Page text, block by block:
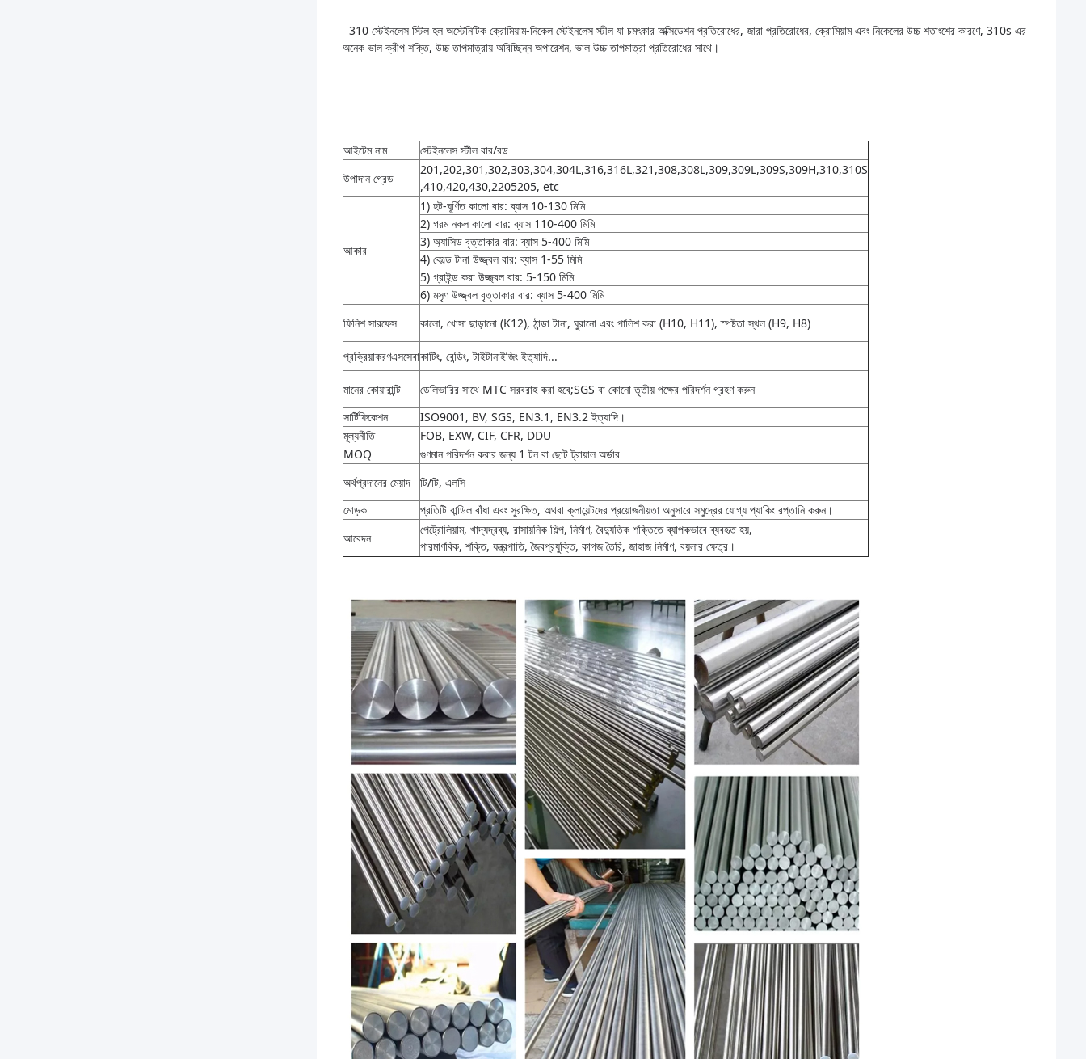
310 স্টেইনলেস স্টিল হল অস্টেনিটিক ক্রোমিয়াম-নিকেল স্টেইনলেস স্টীল যা চমৎকার অক্সিডেশন প্রতিরোধের, জারা প্রতিরোধের, ক্রোমিয়াম এবং নিকেলের উচ্চ শতাংশের কারণে, 310s এর
অনেক ভাল ক্রীপ শক্তি, উচ্চ তাপমাত্রায় অবিচ্ছিন্ন অপারেশন, ভাল উচ্চ তাপমাত্রা প্রতিরোধের সাথে।
আইটেম নাম
স্টেইনলেস স্টীল বার/রড
উপাদান গ্রেড
201,202,301,302,303,304,304L,316,316L,321,308,308L,309,309L,309S,309H,310,310S
,410,420,430,2205205, etc
আকার
1) হট-ঘূর্ণিত কালো বার: ব্যাস 10-130 মিমি
2) গরম নকল কালো বার: ব্যাস 110-400 মিমি
3) অ্যাসিড বৃত্তাকার বার: ব্যাস 5-400 মিমি
4) কোল্ড টানা উজ্জ্বল বার: ব্যাস 1-55 মিমি
5) গ্রাইন্ড করা উজ্জ্বল বার: 5-150 মিমি
6) মসৃণ উজ্জ্বল বৃত্তাকার বার: ব্যাস 5-400 মিমি
ফিনিশ সারফেস
কালো, খোসা ছাড়ানো (K12), ঠান্ডা টানা, ঘুরানো এবং পালিশ করা (H10, H11), স্পষ্টতা স্থল (H9, H8)
প্রক্রিয়াকরণএসসেবাকাটিং, বেন্ডিং, টাইটানাইজিং ইত্যাদি...
মানের কোয়ারান্টি
ডেলিভারির সাথে MTC সরবরাহ করা হবে;SGS বা কোনো তৃতীয় পক্ষের পরিদর্শন গ্রহণ করুন
সার্টিফিকেশন
ISO9001, BV, SGS, EN3.1, EN3.2 ইত্যাদি।
মূল্যনীতি
FOB, EXW, CIF, CFR, DDU
MOQ
গুণমান পরিদর্শন করার জন্য 1 টন বা ছোট ট্রায়াল অর্ডার
অর্থপ্রদানের মেয়াদ
টি/টি, এলসি
মোড়ক
প্রতিটি বান্ডিল বাঁধা এবং সুরক্ষিত, অথবা ক্লায়েন্টদের প্রয়োজনীয়তা অনুসারে সমুদ্রের যোগ্য প্যাকিং রপ্তানি করুন।
আবেদন
পেট্রোলিয়াম, খাদ্যদ্রব্য, রাসায়নিক শিল্প, নির্মাণ, বৈদ্যুতিক শক্তিতে ব্যাপকভাবে ব্যবহৃত হয়,
পারমাণবিক, শক্তি, যন্ত্রপাতি, জৈবপ্রযুক্তি, কাগজ তৈরি, জাহাজ নির্মাণ, বয়লার ক্ষেত্র।